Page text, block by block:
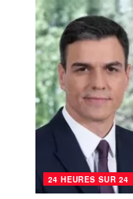
24 HEURES SUR 24